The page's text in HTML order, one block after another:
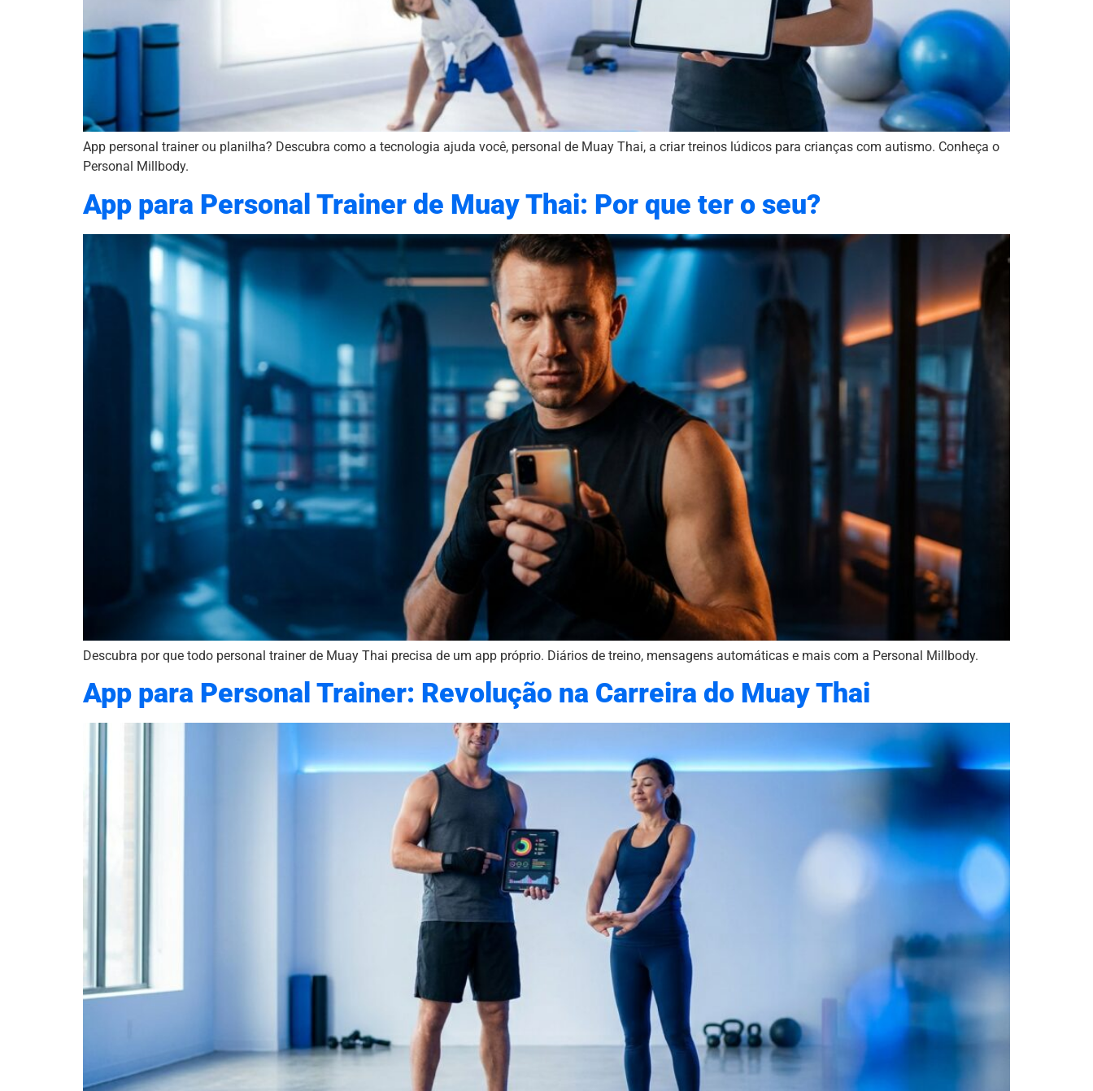
App personal trainer ou planilha? Descubra como a tecnologia ajuda você, personal de Muay Thai, a criar treinos lúdicos para crianças com autismo. Conheça o
Personal Millbody.
App para Personal Trainer de Muay Thai: Por que ter o seu?
Descubra por que todo personal trainer de Muay Thai precisa de um app próprio. Diários de treino, mensagens automáticas e mais com a Personal Millbody.
App para Personal Trainer: Revolução na Carreira do Muay Thai